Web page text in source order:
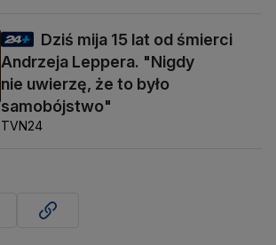
Dziś mija 15 lat od śmierci
Andrzeja Leppera. "Nigdy
nie uwierzę, że to było
samobójstwo"
TVN24